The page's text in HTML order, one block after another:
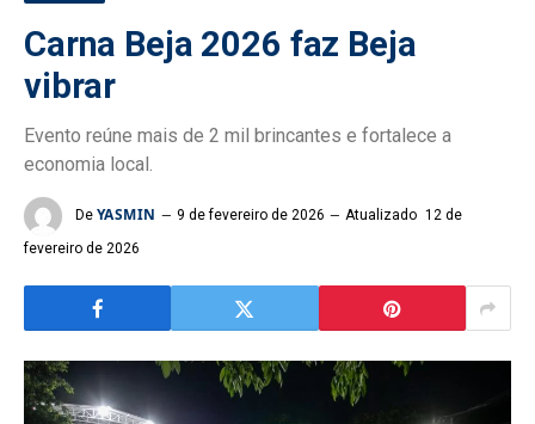
Carna Beja 2026 faz Beja
vibrar
Evento reúne mais de 2 mil brincantes e fortalece a
economia local.
De YASMIN 9 de fevereiro de 2026 Atualizado 12 de
fevereiro de 2026